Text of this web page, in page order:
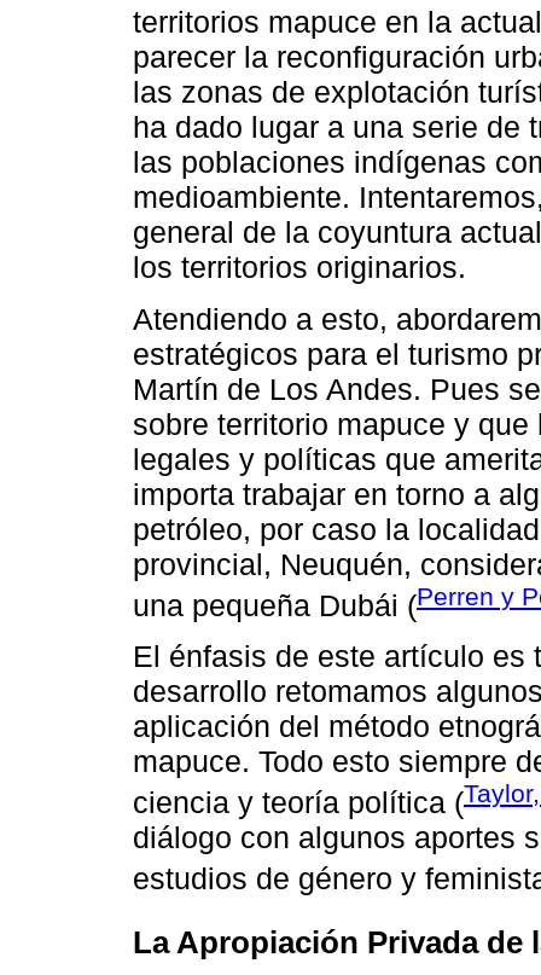
territorios mapuce en la
parecer la reconfiguración
las zonas de explotación
ha dado lugar a una serie de
las poblaciones indígenas
medioambiente.
general de la coyuntura
los territorios originarios.
Atendiendo a esto,
estratégicos para el turismo
Martín de Los Andes. Pues
sobre territorio mapuce y
legales y políticas que
importa trabajar en torno a
petróleo, por caso la
provincial, Neuquén,
una pequeña Dubái (Perren y
El énfasis de este artículo es
desarrollo retomamos
aplicación del método
mapuce. Todo esto siempre
ciencia y teoría política (
diálogo con algunos aportes
estudios de género y
La Apropiación Privada de